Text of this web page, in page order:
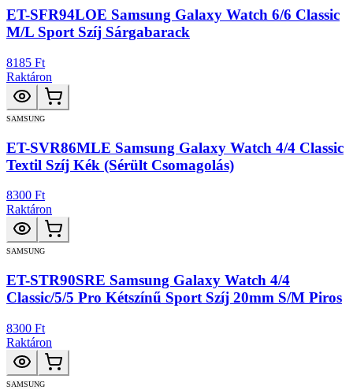
ET-SFR94LOE Samsung Galaxy Watch 6/6 Classic
M/L Sport Szíj Sárgabarack
8185 Ft
Raktáron
SAMSUNG
ET-SVR86MLE Samsung Galaxy Watch 4/4 Classic
Textil Szíj Kék (Sérült Csomagolás)
8300 Ft
Raktáron
SAMSUNG
ET-STR90SRE Samsung Galaxy Watch 4/4
Classic/5/5 Pro Kétszínű Sport Szíj 20mm S/M Piros
8300 Ft
Raktáron
SAMSUNG